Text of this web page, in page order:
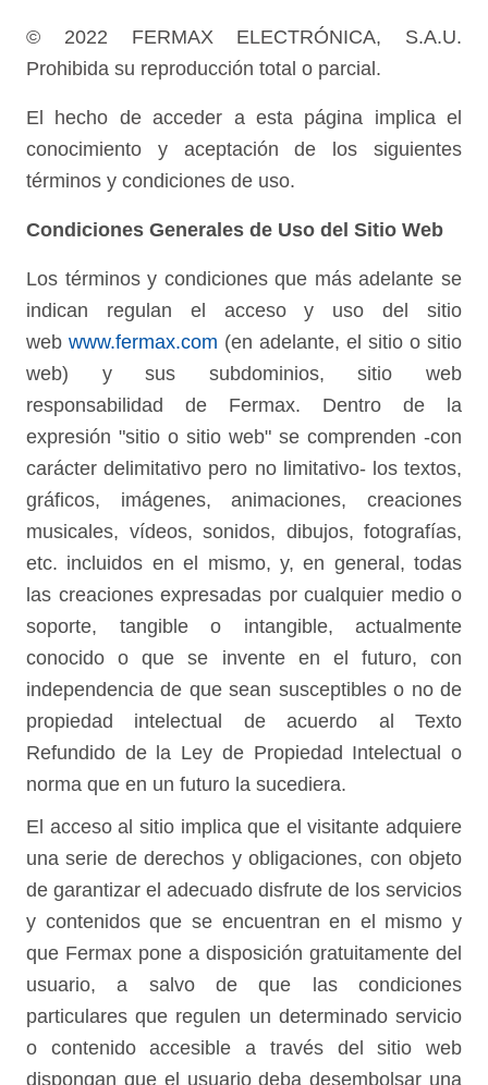
© 2022 FERMAX ELECTRÓNICA, S.A.U.
Prohibida su reproducción total o parcial.
El hecho de acceder a esta página implica el
conocimiento y aceptación de los siguientes
términos y condiciones de uso.
Condiciones Generales de Uso del Sitio Web
Los términos y condiciones que más adelante se
indican regulan el acceso y uso del sitio
web www.fermax.com (en adelante, el sitio o sitio
web) y sus subdominios, sitio web
responsabilidad de Fermax. Dentro de la
expresión "sitio o sitio web" se comprenden -con
carácter delimitativo pero no limitativo- los textos,
gráficos, imágenes, animaciones, creaciones
musicales, vídeos, sonidos, dibujos, fotografías,
etc. incluidos en el mismo, y, en general, todas
las creaciones expresadas por cualquier medio o
soporte, tangible o intangible, actualmente
conocido o que se invente en el futuro, con
independencia de que sean susceptibles o no de
propiedad intelectual de acuerdo al Texto
Refundido de la Ley de Propiedad Intelectual o
norma que en un futuro la sucediera.
El acceso al sitio implica que el visitante adquiere
una serie de derechos y obligaciones, con objeto
de garantizar el adecuado disfrute de los servicios
y contenidos que se encuentran en el mismo y
que Fermax pone a disposición gratuitamente del
usuario, a salvo de que las condiciones
particulares que regulen un determinado servicio
o contenido accesible a través del sitio web
dispongan que el usuario deba desembolsar una